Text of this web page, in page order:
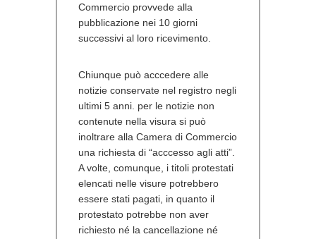
Commercio provvede alla
pubblicazione nei 10 giorni
successivi al loro ricevimento.
Chiunque può acccedere alle
notizie conservate nel registro negli
ultimi 5 anni. per le notizie non
contenute nella visura si può
inoltrare alla Camera di Commercio
una richiesta di “acccesso agli atti”.
A volte, comunque, i titoli protestati
elencati nelle visure potrebbero
essere stati pagati, in quanto il
protestato potrebbe non aver
richiesto né la cancellazione né